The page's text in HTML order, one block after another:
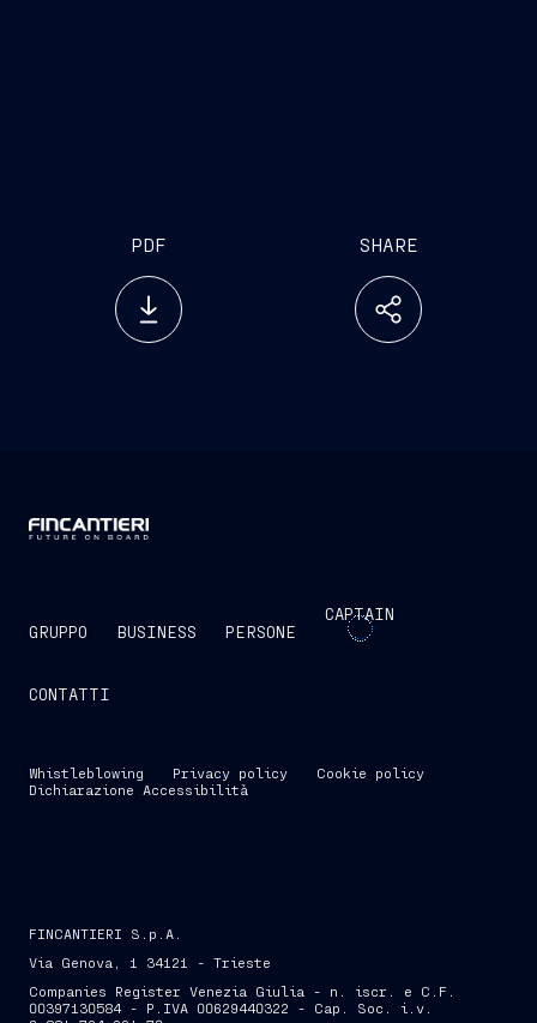
PDF SHARE
GRUPPO BUSINESS PERSONE
CAPTAIN
CONTATTI
Whistleblowing Privacy policy
Cookie policy
Dichiarazione Accessibilità
FINCANTIERI S.p.A.
Via Genova, 1 34121 - Trieste
Companies Register Venezia Giulia - n. iscr. e C.F.
00397130584 - P.IVA 00629440322 - Cap. Soc. i.v.